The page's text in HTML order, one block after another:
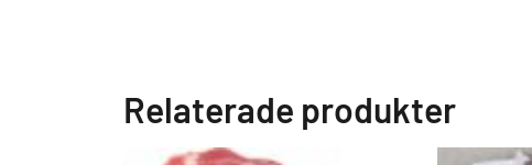
Relaterade produkter